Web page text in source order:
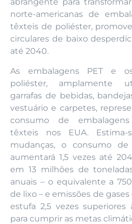
norte-americanas de
têxteis de poliéster,
circulares de baixo
até 2040.
As embalagens PET e
poliéster, amplamente
garrafas de bebidas,
vestuário e carpetes,
consumo de
têxteis nos EUA.
mudanças, o consumo de
aumentará 1,5 vezes até
em 13 milhões de
anuais – o equivalente a
de lixo – e emissões de
estufa 2,5 vezes superiores
para cumprir as metas